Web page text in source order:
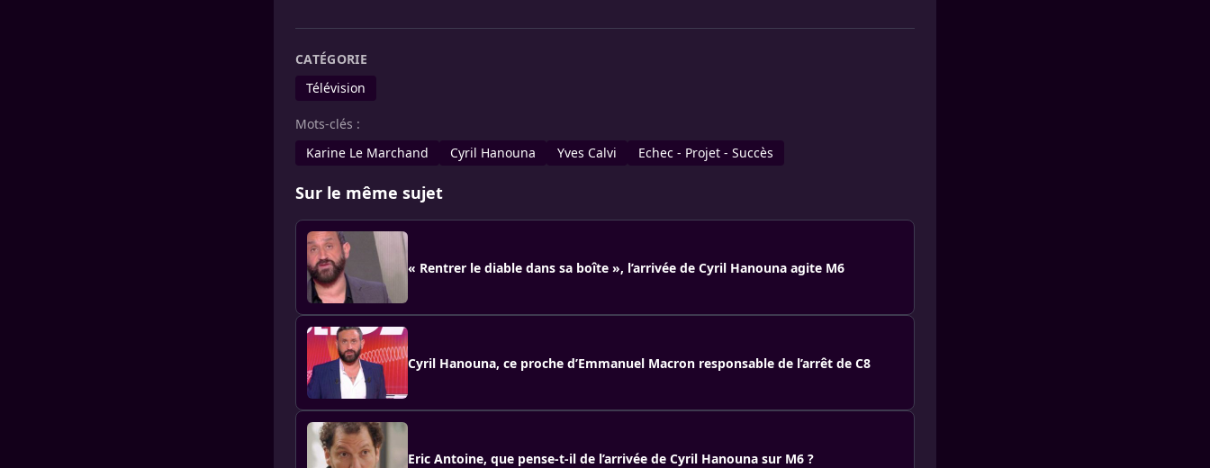
CATÉGORIE
Télévision
Mots-clés :
Karine Le Marchand
Cyril Hanouna Yves Calvi Echec - Projet - Succès
Sur le même sujet
« Rentrer le diable dans sa boîte », l’arrivée de Cyril Hanouna agite M6
Cyril Hanouna, ce proche d’Emmanuel Macron responsable de l’arrêt de C8
Eric Antoine, que pense-t-il de l’arrivée de Cyril Hanouna sur M6 ?